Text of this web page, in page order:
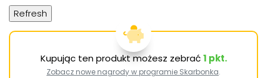
Kupując ten produkt możesz zebrać1 pkt.
Zobacz nowe nagrody w programie Skarbonka.